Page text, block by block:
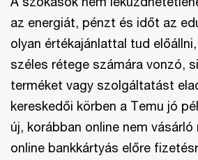
az energiát, pénzt és időt az
olyan értékajánlattal tud
széles rétege számára vonzó,
terméket vagy szolgáltatást
kereskedői körben a Temu jó
új, korábban online nem
online bankkártyás előre